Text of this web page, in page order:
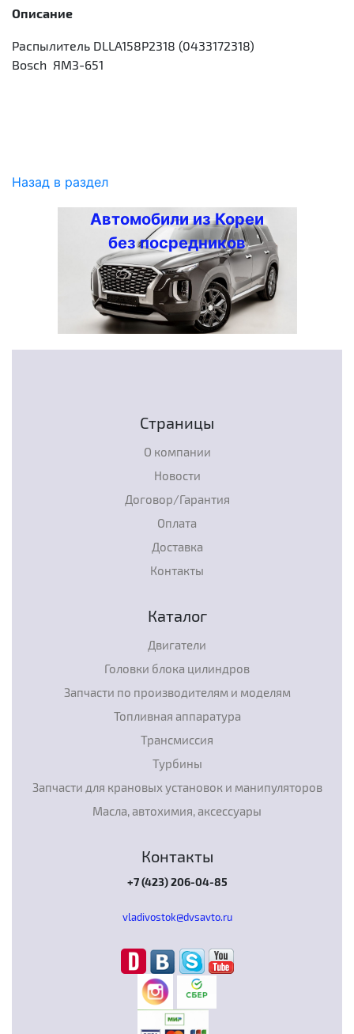
Описание
Распылитель DLLA158P2318 (0433172318)
Bosch ЯМЗ-651
Назад в раздел
Автомобили из Кореи
без посредников
Страницы
О компании
Новости
Договор/Гарантия
Оплата
Доставка
Контакты
Каталог
Двигатели
Головки блока цилиндров
Запчасти по производителям и моделям
Топливная аппаратура
Трансмиссия
Турбины
Запчасти для крановых установок и манипуляторов
Масла, автохимия, аксессуары
Контакты
+7 (423) 206-04-85
vladivostok@dvsavto.ru